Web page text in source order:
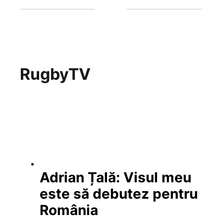
RugbyTV
Adrian Țală: Visul meu
este să debutez pentru
România